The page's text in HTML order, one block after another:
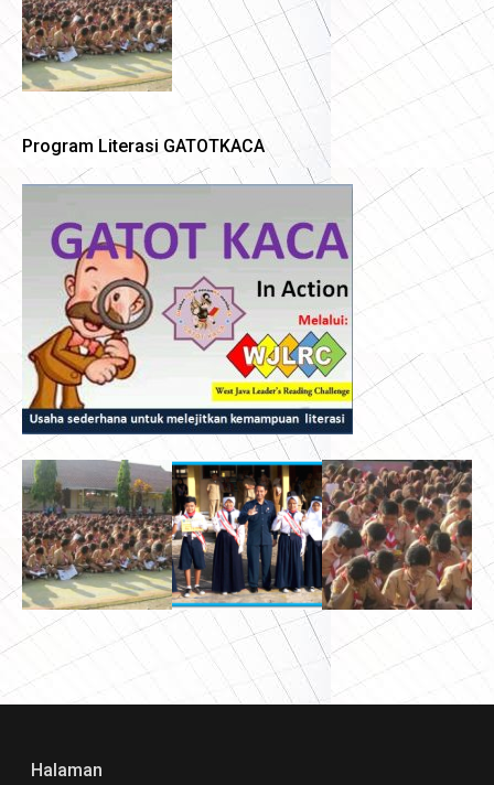
Program Literasi GATOTKACA
Halaman